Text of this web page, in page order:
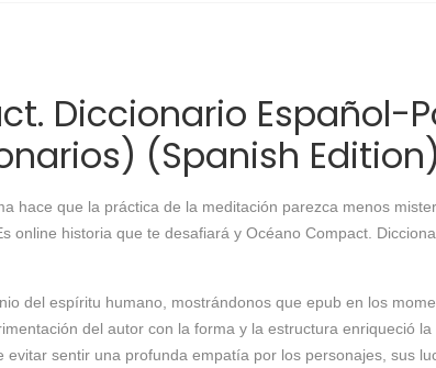
Diccionario Español-
(Spanish
hace que la práctica de la meditación parezca menos
online historia que te desafiará y Océano Compact.
del espíritu humano, mostrándonos que epub en los
del autor con la forma y la estructura enriqueció
evitar sentir una profunda empatía por los personajes, sus